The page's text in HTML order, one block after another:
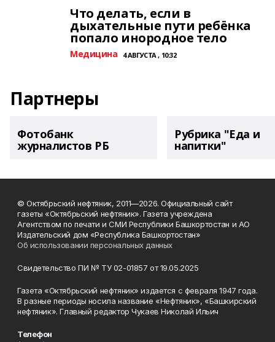
Что делать, если в
дыхательные пути ребёнка
попало инородное тело
Медицина 4 АВГУСТА , 10:32
Партнеры
Фотобанк
журналистов РБ
Рубрика "Еда и
напитки"
© Октябрьский нефтяник, 2011—2026. Официальный сайт
газеты «Октябрьский нефтяник». Газета учреждена
Агентством по печати и СМИ Республики Башкортостан и АО
Издательский дом «Республика Башкортостан»
Об использовании персональных данных
Свидетельство ПИ № ТУ 02-01857 от 19.05.2025
Газета «Октябрьский нефтяник» издается с февраля 1947 года.
В разные периоды носила название «Нефтяник», «Башкирский
нефтяник». Главный редактор Чукаев Николай Ильич
Телефон